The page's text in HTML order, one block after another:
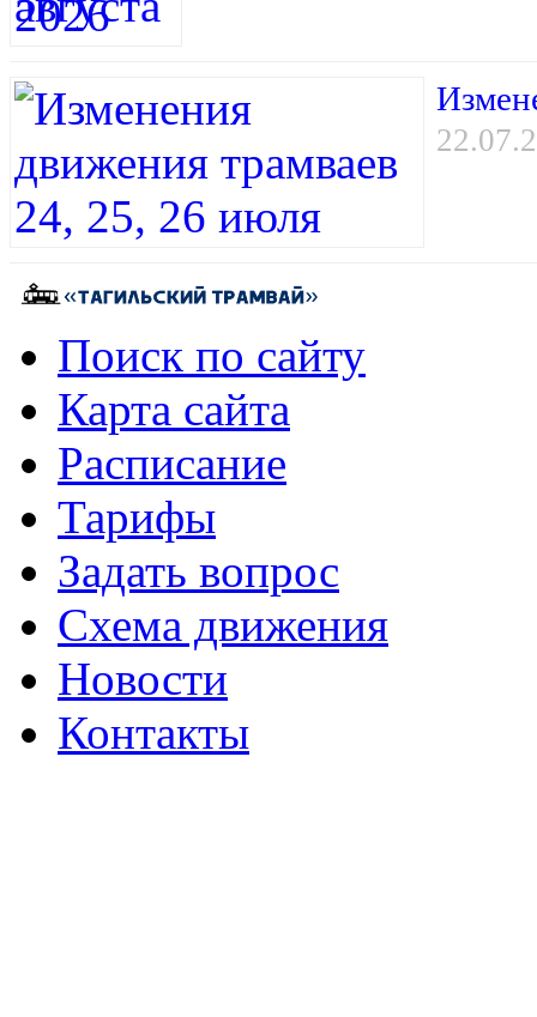
Поиск по сайту
Карта сайта
Расписание
Тарифы
Задать вопрос
Схема движения
Новости
Контакты